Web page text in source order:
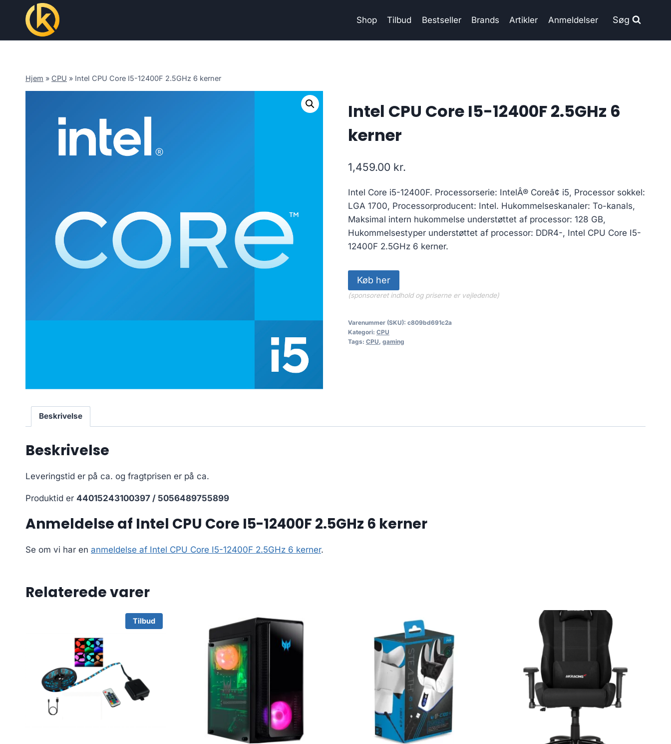
content
Shop Tilbud Bestseller Brands Artikler Anmeldelser Søg
Hjem » CPU » Intel CPU Core I5-12400F 2.5GHz 6 kerner
Intel CPU Core I5-12400F 2.5GHz 6
kerner
1,459.00 kr.
Intel Core i5-12400F. Processorserie: IntelÂ® Coreâ¢ i5, Processor sokkel:
LGA 1700, Processorproducent: Intel. Hukommelseskanaler: To-kanals,
Maksimal intern hukommelse understøttet af processor: 128 GB,
Hukommelsestyper understøttet af processor: DDR4-, Intel CPU Core I5-
12400F 2.5GHz 6 kerner.
Køb her
(sponsoreret indhold og priserne er vejledende)
Varenummer (SKU): c809bd691c2a
Kategori: CPU
Tags: CPU, gaming
Beskrivelse
Beskrivelse
Leveringstid er på ca. og fragtprisen er på ca.
Produktid er 44015243100397 / 5056489755899
Anmeldelse af Intel CPU Core I5-12400F 2.5GHz 6 kerner
Se om vi har en anmeldelse af Intel CPU Core I5-12400F 2.5GHz 6 kerner.
Relaterede varer
Tilbud